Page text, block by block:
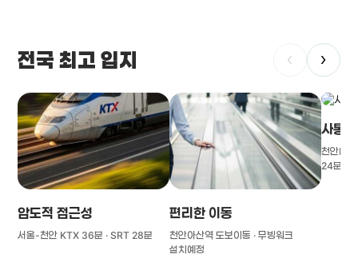
전국 최고 입지 ‹ ›
압도적 접근성
서울-천안 KTX 36분 · SRT 28분
편리한 이동
천안아산역 도보이동 · 무빙워크
설치예정
사통
천안IC(
24분